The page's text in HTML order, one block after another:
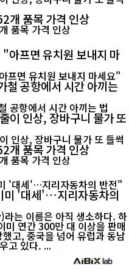
개 품목 가격 인상
프면 유치원 보내지 마
공항에서 시간 아끼는
인상, 장바구니 물가 또
개 품목 가격 인상
미 '대세'…지리자동차의
는 이름은 아직 생소하다. 하
미 연간 300만 대 이상을 판매
고, 중국을 넘어 유럽과 동남
아, 호주 등에서 존재감을 빠르게 키우고 있다. ...